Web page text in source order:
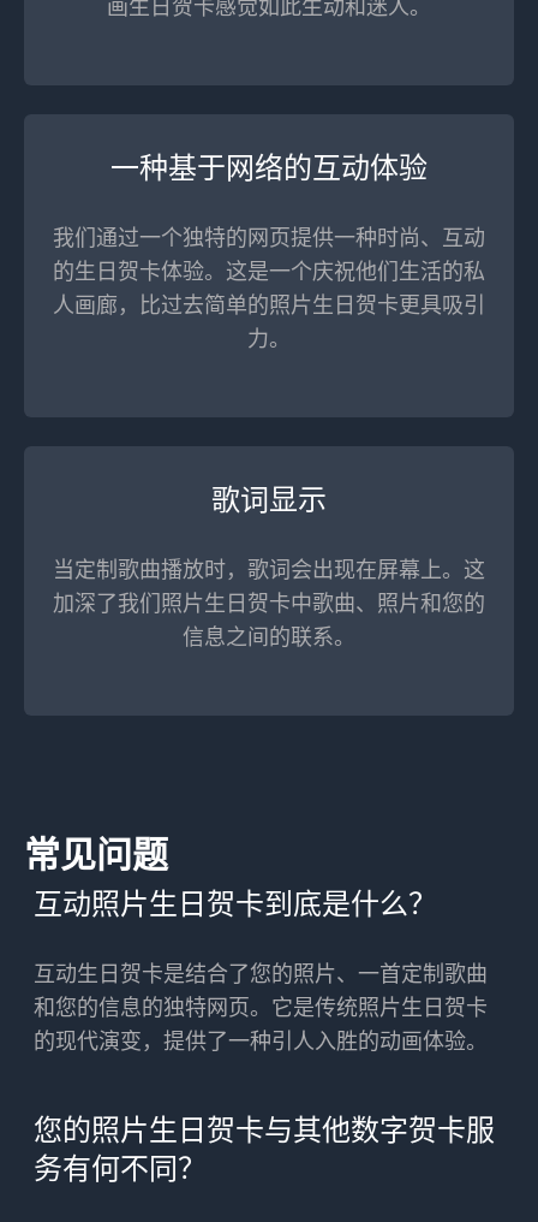
画生日贺卡感觉如此生动和迷人。
一种基于网络的互动体验
我们通过一个独特的网页提供一种时尚、互动
的生日贺卡体验。这是一个庆祝他们生活的私
人画廊，比过去简单的照片生日贺卡更具吸引
力。
歌词显示
当定制歌曲播放时，歌词会出现在屏幕上。这
加深了我们照片生日贺卡中歌曲、照片和您的
信息之间的联系。
常见问题
互动照片生日贺卡到底是什么？
互动生日贺卡是结合了您的照片、一首定制歌曲
和您的信息的独特网页。它是传统照片生日贺卡
的现代演变，提供了一种引人入胜的动画体验。
您的照片生日贺卡与其他数字贺卡服
务有何不同？